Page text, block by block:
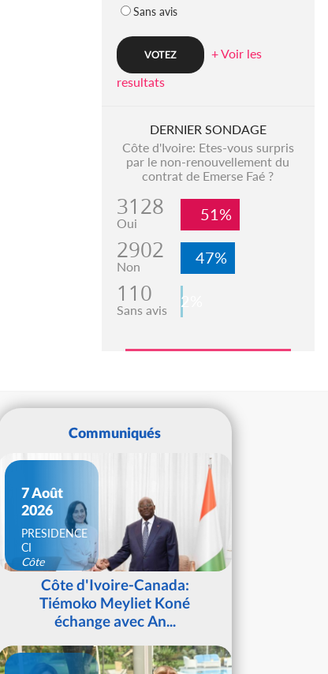
Sans avis
+ Voir les
resultats
DERNIER SONDAGE
Côte d'Ivoire: Etes-vous surpris
par le non-renouvellement du
contrat de Emerse Faé ?
3128
Oui 51%
2902
Non 47%
110
Sans avis 2%
Communiqués
7 Août
2026
PRESIDENCE
CI
Côte
d'IvoireCôte d'Ivoire-Canada:
Tiémoko Meyliet Koné
échange avec An...